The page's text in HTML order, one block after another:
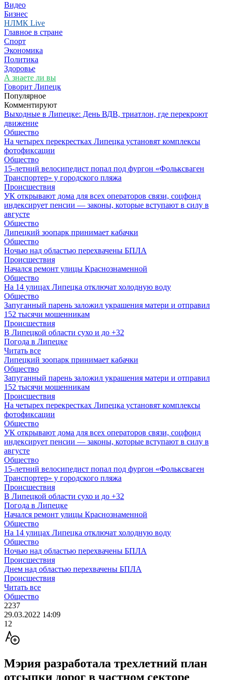
Видео
Бизнес
НЛМК Live
Главное в стране
Спорт
Экономика
Политика
Здоровье
А знаете ли вы
Говорит Липецк
Популярное
Комментируют
Выходные в Липецке: День ВДВ, триатлон, где перекроют
движение
Общество
На четырех перекрестках Липецка установят комплексы
фотофиксации
Общество
15-летний велосипедист попал под фургон «Фольксваген
Транспортер» у городского пляжа
Происшествия
УК открывают дома для всех операторов связи, соцфонд
индексирует пенсии — законы, которые вступают в силу в
августе
Общество
Липецкий зоопарк принимает кабачки
Общество
Ночью над областью перехвачены БПЛА
Происшествия
Начался ремонт улицы Краснознаменной
Общество
На 14 улицах Липецка отключат холодную воду
Общество
Запуганный парень заложил украшения матери и отправил
152 тысячи мошенникам
Происшествия
В Липецкой области сухо и до +32
Погода в Липецке
Читать все
Липецкий зоопарк принимает кабачки
Общество
Запуганный парень заложил украшения матери и отправил
152 тысячи мошенникам
Происшествия
На четырех перекрестках Липецка установят комплексы
фотофиксации
Общество
УК открывают дома для всех операторов связи, соцфонд
индексирует пенсии — законы, которые вступают в силу в
августе
Общество
15-летний велосипедист попал под фургон «Фольксваген
Транспортер» у городского пляжа
Происшествия
В Липецкой области сухо и до +32
Погода в Липецке
Начался ремонт улицы Краснознаменной
Общество
На 14 улицах Липецка отключат холодную воду
Общество
Ночью над областью перехвачены БПЛА
Происшествия
Днем над областью перехвачены БПЛА
Происшествия
Читать все
Общество
2237
29.03.2022 14:09
12
Мэрия разработала трехлетний план
отсыпки дорог в частном секторе